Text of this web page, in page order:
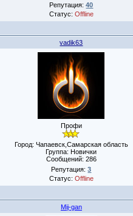
Репутация:40
Статус: Offline
vadik63
Профи
Город: Чапаевск,Самарская область
Группа: Новички
Сообщений: 286
Репутация:3
Статус: Offline
Mij-gan